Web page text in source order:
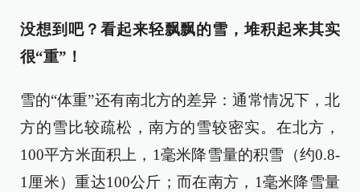
没想到吧？看起来轻飘飘的雪，堆积起来其实
很“重”！
雪的“体重”还有南北方的差异：通常情况下，北
方的雪比较疏松，南方的雪较密实。在北方，
100平方米面积上，1毫米降雪量的积雪（约0.8-
1厘米）重达100公斤；而在南方，1毫米降雪量